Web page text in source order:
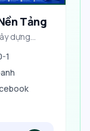
Tảng
dựng
1